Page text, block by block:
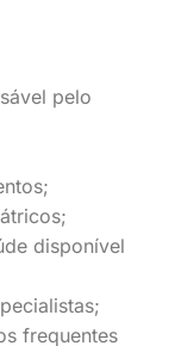
pelo
disponível
frequentes